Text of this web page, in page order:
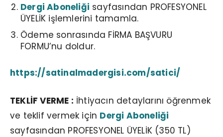
Dergi Aboneliği sayfasından PROFESYONEL
ÜYELİK işlemlerini tamamla.
Ödeme sonrasında FİRMA BAŞVURU
FORMU’nu doldur.
https://satinalmadergisi.com/satici/
TEKLİF VERME : İhtiyacın detaylarını öğrenmek
ve teklif vermek için Dergi Aboneliği
sayfasından PROFESYONEL ÜYELİK (350 TL)